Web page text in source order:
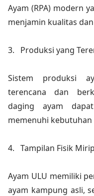
Ayam (RPA) modern
menjamin kualitas
3. Produksi yang
Sistem produksi
terencana dan
daging ayam
memenuhi
4. Tampilan Fisik
Ayam ULU memiliki
ayam kampung asli,